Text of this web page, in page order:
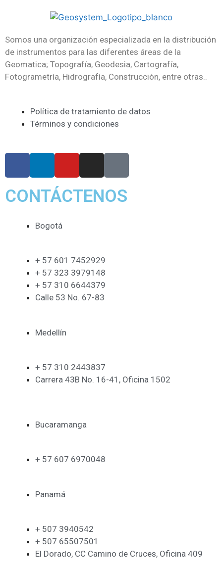
Somos una organización especializada en la distribución
de instrumentos para las diferentes áreas de la
Geomatica; Topografía, Geodesia, Cartografía,
Fotogrametría, Hidrografía, Construcción, entre otras..
Política de tratamiento de datos
Términos y condiciones
CONTÁCTENOS
Bogotá
+ 57 601 7452929
+ 57 323 3979148
+ 57 310 6644379
Calle 53 No. 67-83
Medellín
+ 57 310 2443837
Carrera 43B No. 16-41, Oficina 1502
Bucaramanga
+ 57 607 6970048
Panamá
+ 507 3940542
+ 507 65507501
El Dorado, CC Camino de Cruces, Oficina 409